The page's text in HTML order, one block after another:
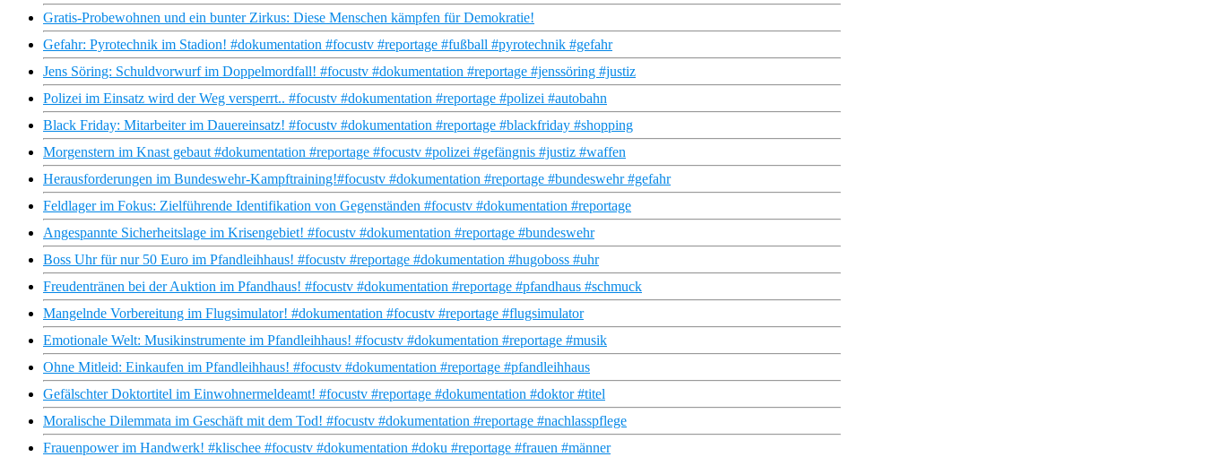
Gratis-Probewohnen und ein bunter Zirkus: Diese Menschen kämpfen für Demokratie!
Gefahr: Pyrotechnik im Stadion! #dokumentation #focustv #reportage #fußball #pyrotechnik #gefahr
Jens Söring: Schuldvorwurf im Doppelmordfall! #focustv #dokumentation #reportage #jenssöring #justiz
Polizei im Einsatz wird der Weg versperrt.. #focustv #dokumentation #reportage #polizei #autobahn
Black Friday: Mitarbeiter im Dauereinsatz! #focustv #dokumentation #reportage #blackfriday #shopping
Morgenstern im Knast gebaut #dokumentation #reportage #focustv #polizei #gefängnis #justiz #waffen
Herausforderungen im Bundeswehr-Kampftraining!#focustv #dokumentation #reportage #bundeswehr #gefahr
Feldlager im Fokus: Zielführende Identifikation von Gegenständen #focustv #dokumentation #reportage
Angespannte Sicherheitslage im Krisengebiet! #focustv #dokumentation #reportage #bundeswehr
Boss Uhr für nur 50 Euro im Pfandleihhaus! #focustv #reportage #dokumentation #hugoboss #uhr
Freudentränen bei der Auktion im Pfandhaus! #focustv #dokumentation #reportage #pfandhaus #schmuck
Mangelnde Vorbereitung im Flugsimulator! #dokumentation #focustv #reportage #flugsimulator
Emotionale Welt: Musikinstrumente im Pfandleihhaus! #focustv #dokumentation #reportage #musik
Ohne Mitleid: Einkaufen im Pfandleihhaus! #focustv #dokumentation #reportage #pfandleihhaus
Gefälschter Doktortitel im Einwohnermeldeamt! #focustv #reportage #dokumentation #doktor #titel
Moralische Dilemmata im Geschäft mit dem Tod! #focustv #dokumentation #reportage #nachlasspflege
Frauenpower im Handwerk! #klischee #focustv #dokumentation #doku #reportage #frauen #männer